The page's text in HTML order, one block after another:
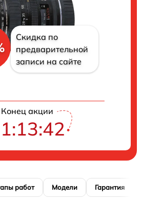
Скидка по
предварительной
записи на сайте
Конец акции
работ Модели Гарантия